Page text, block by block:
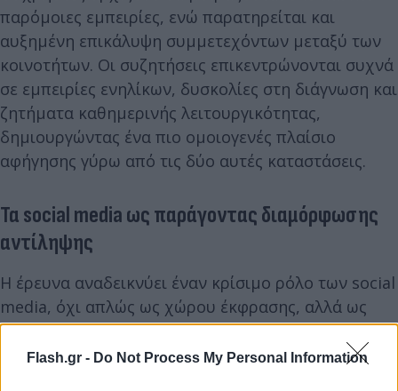
Flash.gr - Do Not Process My Personal Information
παρόμοιες εμπειρίες, ενώ παρατηρείται και
αυξημένη επικάλυψη συμμετεχόντων μεταξύ των
κοινοτήτων. Οι συζητήσεις επικεντρώνονται συχνά
σε εμπειρίες ενηλίκων, δυσκολίες στη διάγνωση και
ζητήματα καθημερινής λειτουργικότητας,
δημιουργώντας ένα πιο ομοιογενές πλαίσιο
αφήγησης γύρω από τις δύο αυτές καταστάσεις.
Τα social media ως παράγοντας διαμόρφωσης
αντίληψης
Η έρευνα αναδεικνύει έναν κρίσιμο ρόλο των social
media, όχι απλώς ως χώρου έκφρασης, αλλά ως
μηχανισμού διαμόρφωσης της ίδιας της
κατανόησης της ψυχικής υγείας. Η αυξημένη